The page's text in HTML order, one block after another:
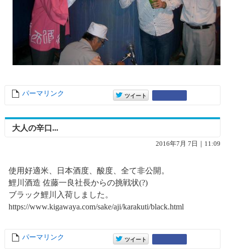
パーマリンク entry10258
ツイート
大人の辛口...
2016年7月 7日｜11:09
使用好適米、日本酒度、酸度、全て非公開。
鯉川酒造 佐藤一良社長からの挑戦状(?)
ブラック鯉川入荷しました。
https://www.kigawaya.com/sake/aji/karakuti/black.html
パーマリンク entry10256
ツイート